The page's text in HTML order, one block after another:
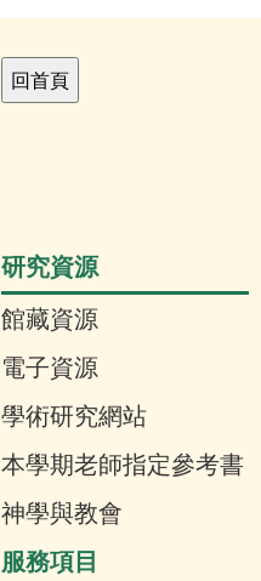
研究資源
館藏資源
電子資源
學術研究網站
本學期老師指定參考書
神學與教會
服務項目